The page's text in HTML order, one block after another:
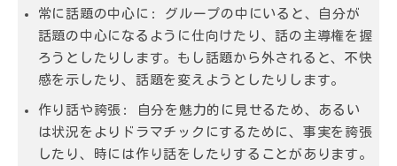
常に話題の中心に:
グループの中にいると、自分が
話題の中心になるように仕向けたり、話の主導権を握
ろうとしたりします。もし話題から外されると、不快
感を示したり、話題を変えようとしたりします。
作り話や誇張:
自分を魅力的に見せるため、あるい
は状況をよりドラマチックにするために、事実を誇張
したり、時には作り話をしたりすることがあります。